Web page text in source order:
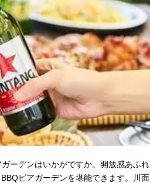
ーデンはいかがですか。開放感あふれ
ビアガーデンを堪能できます。川面